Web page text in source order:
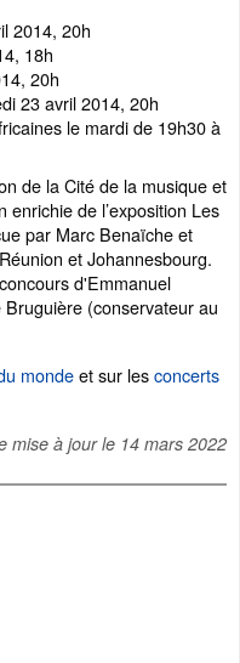
2014, 20h
18h
20h
23 avril 2014, 20h
le mardi de 19h30 à
de la Cité de la musique et
de l’exposition Les
par Marc Benaïche et
et Johannesbourg.
d'Emmanuel
(conservateur au
mondeet sur lesconcerts
mise à jour le 14 mars 2022